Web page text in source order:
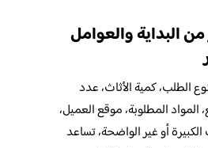
البداية والعوامل
الطلب، كمية الأثاث، عدد
المطلوبة، موقع العميل،
أو غير الواضحة، تساعد